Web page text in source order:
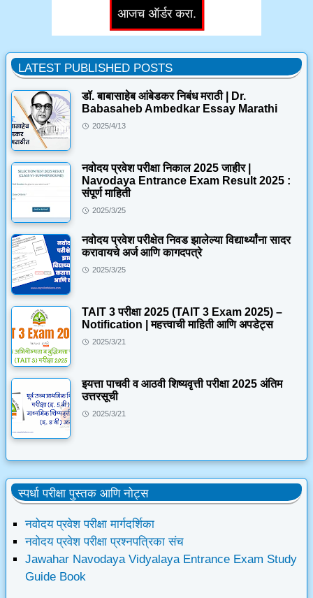
LATEST PUBLISHED POSTS
डॉ. बाबासाहेब आंबेडकर निबंध मराठी | Dr.
Babasaheb Ambedkar Essay Marathi
2025/4/13
नवोदय प्रवेश परीक्षा निकाल 2025 जाहीर |
Navodaya Entrance Exam Result 2025 :
संपूर्ण माहिती
2025/3/25
नवोदय प्रवेश परीक्षेत निवड झालेल्या विद्यार्थ्यांना सादर
करावायचे अर्ज आणि कागदपत्रे
2025/3/25
TAIT 3 परीक्षा 2025 (TAIT 3 Exam 2025) –
Notification | महत्त्वाची माहिती आणि अपडेट्स
2025/3/21
इयत्ता पाचवी व आठवी शिष्यवृत्ती परीक्षा 2025 अंतिम
उत्तरसूची
2025/3/21
स्पर्धा परीक्षा पुस्तक आणि नोट्स
नवोदय प्रवेश परीक्षा मार्गदर्शिका
नवोदय प्रवेश परीक्षा प्रश्नपत्रिका संच
Jawahar Navodaya Vidyalaya Entrance Exam Study
Guide Book